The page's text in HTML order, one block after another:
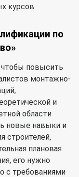
курсов.
по
чтобы повысить
монтажно-
и
области
новые навыки и
строителей,
плановая
его нужно
с требованиями